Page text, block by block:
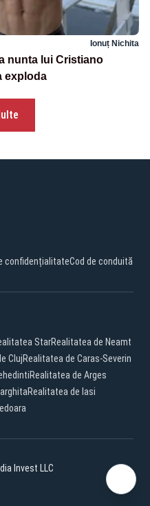
Ionuț Nichita
nunta lui Cristiano
exploda
confidențialitateCod de conduită
StarRealitatea de Neamt
ClujRealitatea de Caras-Severin
Realitatea de Arges
Realitatea de Iasi
Invest LLC